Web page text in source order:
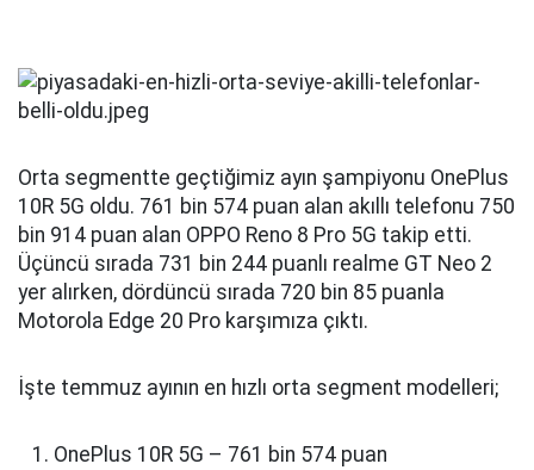
Orta segmentte geçtiğimiz ayın şampiyonu OnePlus
10R 5G oldu. 761 bin 574 puan alan akıllı telefonu 750
bin 914 puan alan OPPO Reno 8 Pro 5G takip etti.
Üçüncü sırada 731 bin 244 puanlı realme GT Neo 2
yer alırken, dördüncü sırada 720 bin 85 puanla
Motorola Edge 20 Pro karşımıza çıktı.
İşte temmuz ayının en hızlı orta segment modelleri;
OnePlus 10R 5G – 761 bin 574 puan